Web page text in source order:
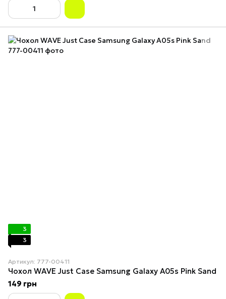
3
3
Артикул: 777-00411
Чохол WAVE Just Case Samsung Galaxy A05s Pink Sand
149 грн